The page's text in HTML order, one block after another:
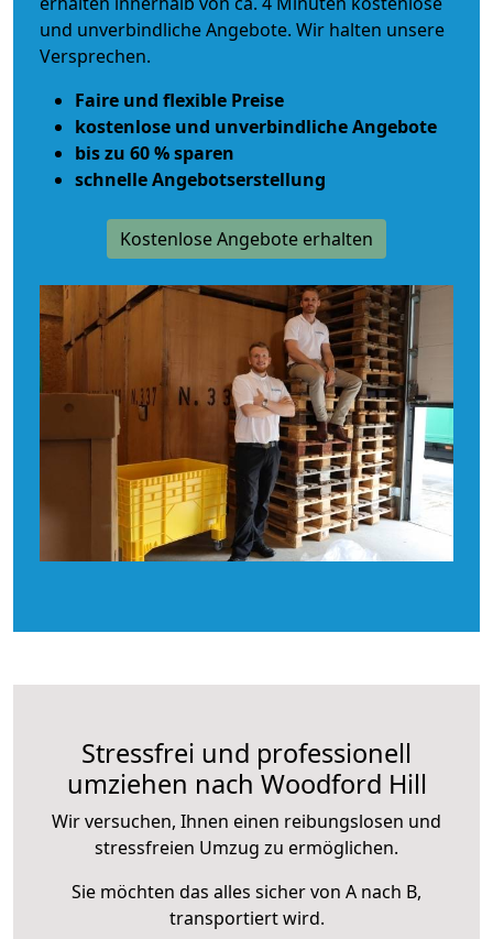
und unverbindliche Angebote. Wir halten unsere
Versprechen.
Faire und flexible Preise
kostenlose und unverbindliche Angebote
bis zu 60 % sparen
schnelle Angebotserstellung
Kostenlose Angebote erhalten
Stressfrei und professionell
umziehen nach Woodford Hill
Wir versuchen, Ihnen einen reibungslosen und
stressfreien Umzug zu ermöglichen.
Sie möchten das alles sicher von A nach B,
transportiert wird.